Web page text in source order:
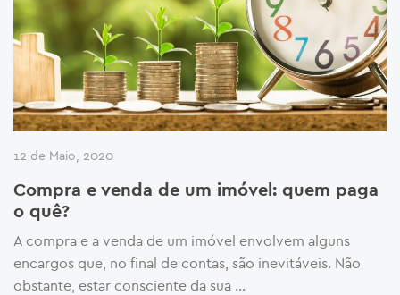
12 de Maio, 2020
Compra e venda de um imóvel: quem paga
o quê?
A compra e a venda de um imóvel envolvem alguns
encargos que, no final de contas, são inevitáveis. Não
obstante, estar consciente da sua …